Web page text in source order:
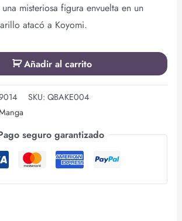
misteriosa figura envuelta en un
atacó a Koyomi.
Añadir al carrito
SKU: QBAKE004
seguro garantizado